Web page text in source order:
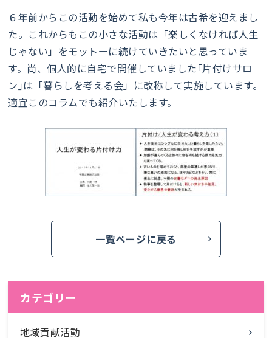
カテゴリー
地域貢献活動
６年前からこの活動を始めて私も今年は古希を迎えまし
た。これからもこの小さな活動は「楽しくなければ人生
じゃない」をモットーに続けていきたいと思っていま
す。尚、個人的に自宅で開催していました｢片付けサロ
ン｣は「暮らしを考える会」に改称して実施しています。
適宜このコラムでも紹介いたします。
一覧ページに戻る